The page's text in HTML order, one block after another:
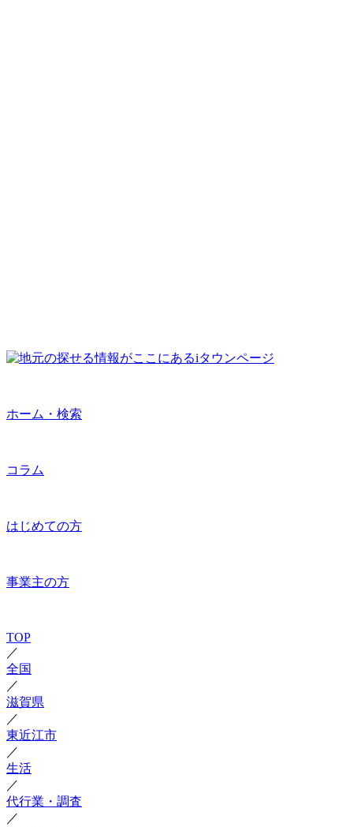
ホーム・検索
コラム
はじめての方
事業主の方
TOP
／
全国
／
滋賀県
／
東近江市
／
生活
／
代行業・調査
／